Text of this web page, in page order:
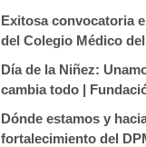
Exitosa convocatoria
del Colegio Médico
Día de la Niñez:
cambia todo |
Dónde estamos y
fortalecimiento del